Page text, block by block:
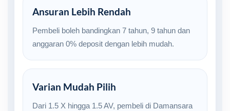
Ansuran Lebih Rendah
Pembeli boleh bandingkan 7 tahun, 9 tahun dan
anggaran 0% deposit dengan lebih mudah.
Varian Mudah Pilih
Dari 1.5 X hingga 1.5 AV, pembeli di Damansara